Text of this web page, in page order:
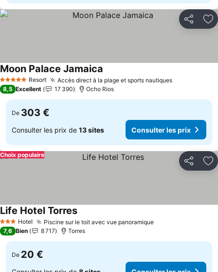
Partager
5 Étoiles Resort Accès direct à la plage et sports nautiques
Moon Palace Jamaica
8,5 Excellent 17 390 Ocho Rios
De 303 €
Consulter les prix de 13 sites Consulter les prix
Partager
Choix populaire
3 ÉtoilesHotel Piscine sur le toit avec vue panoramique
Life Hotel Torres
7,6 Bien 8 717 Torres
De 20 €